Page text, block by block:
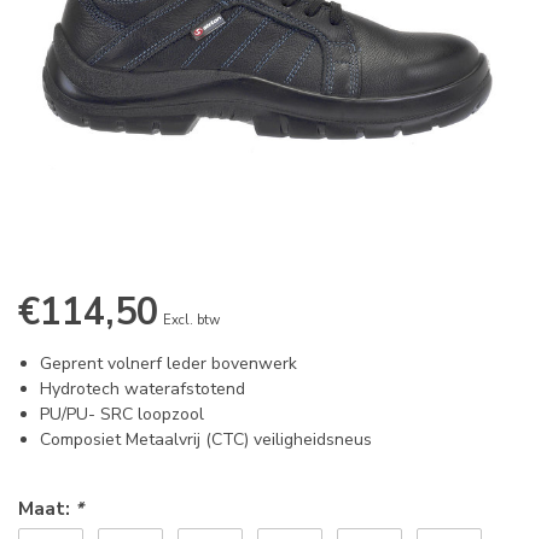
€114,50 Excl. btw
Geprent volnerf leder bovenwerk
Hydrotech waterafstotend
PU/PU- SRC loopzool
Composiet Metaalvrij (CTC) veiligheidsneus
Maat: *